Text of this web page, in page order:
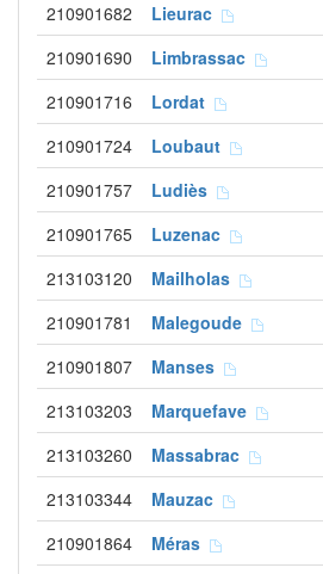
210901682 Lieurac
210901690 Limbrassac
210901716 Lordat
210901724 Loubaut
210901757 Ludiès
210901765 Luzenac
213103120 Mailholas
210901781 Malegoude
210901807 Manses
213103203 Marquefave
213103260 Massabrac
213103344 Mauzac
210901864 Méras